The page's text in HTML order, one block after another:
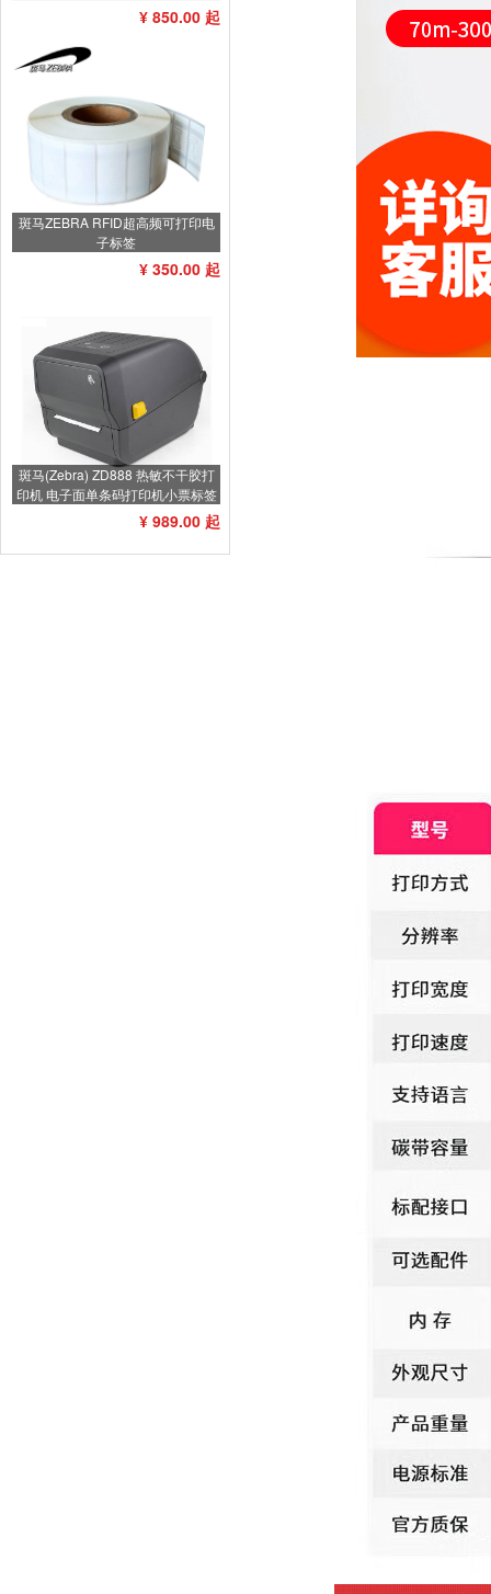
¥ 850.00 起
斑马ZEBRA RFID超高频可打印电
子标签
¥ 350.00 起
斑马(Zebra) ZD888 热敏不干胶打
印机 电子面单条码打印机小票标签
打印机不干胶标签机¥ 989.00 起